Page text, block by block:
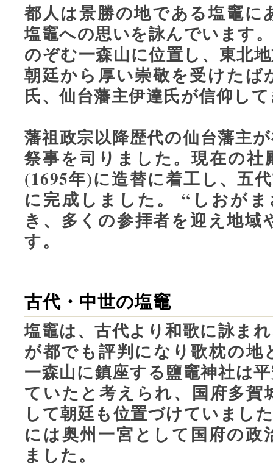
都人は景勝の地である塩竈に
塩竈への思いを詠んでいます
のぞむ一森山に位置し、東北
朝廷から厚い崇敬を受けたば
氏、仙台藩主伊達氏が信仰し
藩祖政宗以降歴代の仙台藩主
祭事を司りました。現在の社
(1695年)に造替に着工し、五
に完成しました。 “しおが
き、多くの参拝者を迎え地
す。
古代・中世の塩竈
塩竈は、古代より和歌に詠ま
が都でも評判になり歌枕の
一森山に鎮座する鹽竈神社は
ていたと考えられ、国府多
して朝廷も位置づけていまし
には奥州一宮として国府の
ました。